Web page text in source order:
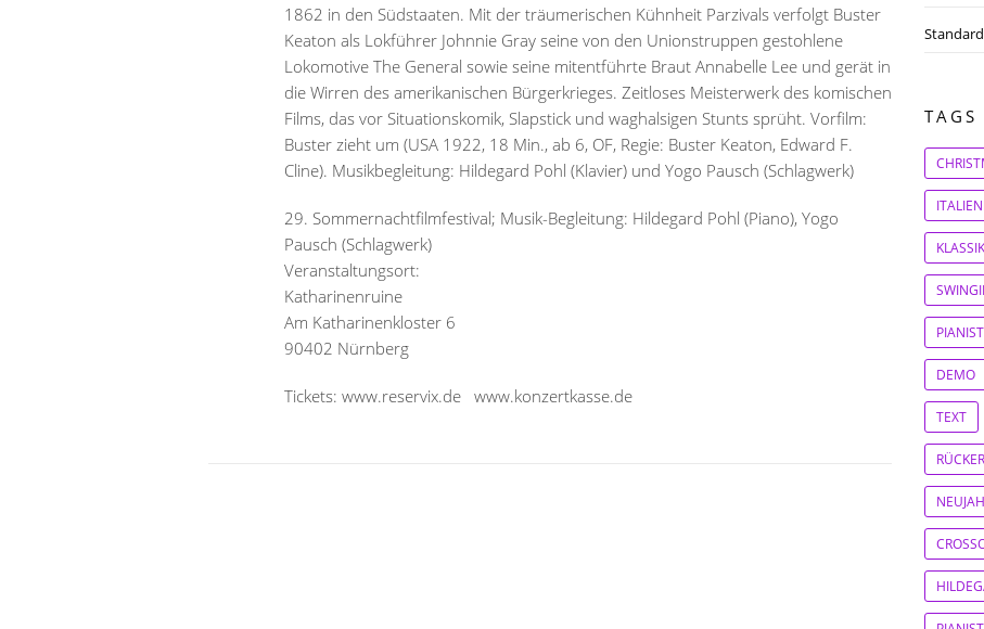
1862 in den Südstaaten. Mit der träumerischen Kühnheit Parzivals verfolgt Buster
Keaton als Lokführer Johnnie Gray seine von den Unionstruppen gestohlene
Lokomotive The General sowie seine mitentführte Braut Annabelle Lee und gerät in
die Wirren des amerikanischen Bürgerkrieges. Zeitloses Meisterwerk des komischen
Films, das vor Situationskomik, Slapstick und waghalsigen Stunts sprüht. Vorfilm:
Buster zieht um (USA 1922, 18 Min., ab 6, OF, Regie: Buster Keaton, Edward F.
Cline). Musikbegleitung: Hildegard Pohl (Klavier) und Yogo Pausch (Schlagwerk)
29. Sommernachtfilmfestival; Musik-Begleitung: Hildegard Pohl (Piano), Yogo
Pausch (Schlagwerk)
Veranstaltungsort:
Katharinenruine
Am Katharinenkloster 6
90402 Nürnberg
Tickets: www.reservix.de www.konzertkasse.de
Standard
TAGS
DEMO
TEXT